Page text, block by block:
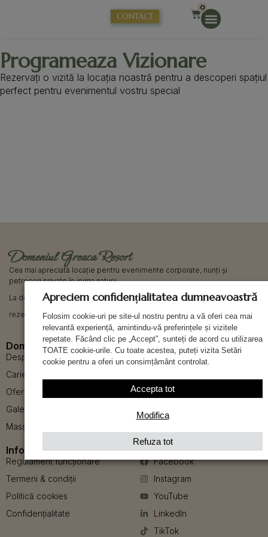
CONTACT
0
Programeaza Vizionare
Rezervați o vizită la locația noastră pentru a descoperi spațiul
perfect pentru evenimentul vostru special
Domeniul Greaca Resort
Cea mai apreciată locație pentru evenimente corporate, nunți și
petreceri private în inima naturii.
La doar 50 minute de Bucuresti si la 7 km de liziera Dunării.
rezervari@domeniul-greaca.ro
Domeniul Greaca
Despre noi
Cariere
Oferte
Galerie foto
Mass Media
Servicii
Cazare
Piscină
Informații Utile
Regulament funcționare
Termeni & condiții
Politică cookies
Confidențialitate
Social Media
Facebook
Instagram
YouTube
LinkedIn
TikTok
Apreciem confidențialitatea dumneavoastră
Folosim cookie-uri pe site-ul nostru pentru a vă oferi cea mai
relevantă experiență, amintindu-vă preferințele și vizitele
repetate. Făcând clic pe „Accept”, sunteți de acord cu utilizarea
TOATE cookie-urile. Cu toate acestea, puteți vizita Setări
cookie pentru a oferi un consimțământ controlat.
Modifica
Refuza tot
Accepta tot